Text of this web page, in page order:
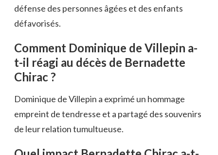
défense des personnes âgées et des enfants
défavorisés.
Comment Dominique de Villepin a-
t-il réagi au décès de Bernadette
Chirac ?
Dominique de Villepin a exprimé un hommage
empreint de tendresse et a partagé des souvenirs
de leur relation tumultueuse.